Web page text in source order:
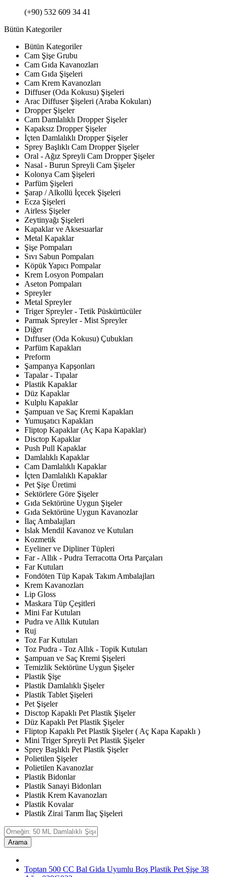
(+90) 532 609 34 41
Bütün Kategoriler
Bütün Kategoriler
Cam Şişe Grubu
Cam Gıda Kavanozları
Cam Gıda Şişeleri
Cam Krem Kavanozları
Diffuser (Oda Kokusu) Şişeleri
Arac Diffuser Şişeleri (Araba Kokuları)
Dropper Şişeler
Cam Damlalıklı Dropper Şişeler
Kapaksız Dropper Şişeler
İçten Damlalıklı Dropper Şişeler
Sprey Başlıklı Cam Dropper Şişeler
Oral - Ağız Spreyli Cam Dropper Şişeler
Nasal - Burun Spreyli Cam Şişeler
Kolonya Cam Şişeleri
Parfüm Şişeleri
Şarap / Alkollü İçecek Şişeleri
Ecza Şişeleri
Airless Şişeler
Zeytinyağı Şişeleri
Kapaklar ve Aksesuarlar
Metal Kapaklar
Şişe Pompaları
Sıvı Sabun Pompaları
Köpük Yapıcı Pompalar
Krem Losyon Pompaları
Aseton Pompaları
Spreyler
Metal Spreyler
Triger Spreyler - Tetik Püskürtücüler
Parmak Spreyler - Mist Spreyler
Diğer
Dıffuser (Oda Kokusu) Çubukları
Parfüm Kapakları
Preform
Şampanya Kapşonları
Tapalar - Tıpalar
Plastik Kapaklar
Düz Kapaklar
Kulplu Kapaklar
Şampuan ve Saç Kremi Kapakları
Yumuşatıcı Kapakları
Fliptop Kapaklar (Aç Kapa Kapaklar)
Disctop Kapaklar
Push Pull Kapaklar
Damlalıklı Kapaklar
Cam Damlalıklı Kapaklar
İçten Damlalıklı Kapaklar
Pet Şişe Üretimi
Sektörlere Göre Şişeler
Gıda Sektörüne Uygun Şişeler
Gıda Sektörüne Uygun Kavanozlar
İlaç Ambalajları
Islak Mendil Kavanoz ve Kutuları
Kozmetik
Eyeliner ve Dipliner Tüpleri
Far - Allık - Pudra Terracotta Orta Parçaları
Far Kutuları
Fondöten Tüp Kapak Takım Ambalajları
Krem Kavanozları
Lip Gloss
Maskara Tüp Çeşitleri
Mini Far Kutuları
Pudra ve Allık Kutuları
Ruj
Toz Far Kutuları
Toz Pudra - Toz Allık - Topik Kutuları
Şampuan ve Saç Kremi Şişeleri
Temizlik Sektörüne Uygun Şişeler
Plastik Şişe
Plastik Damlalıklı Şişeler
Plastik Tablet Şişeleri
Pet Şişeler
Disctop Kapaklı Pet Plastik Şişeler
Düz Kapaklı Pet Plastik Şişeler
Fliptop Kapaklı Pet Plastik Şişeler ( Aç Kapa Kapaklı )
Mini Triger Spreyli Pet Plastik Şişeler
Sprey Başlıklı Pet Plastik Şişeler
Polietilen Şişeler
Polietilen Kavanozlar
Plastik Bidonlar
Plastik Sanayi Bidonları
Plastik Krem Kavanozları
Plastik Kovalar
Plastik Zirai Tarım İlaç Şişeleri
Arama
Toptan 500 CC Bal Gida Uyumlu Boş Plastik Pet Şişe 38